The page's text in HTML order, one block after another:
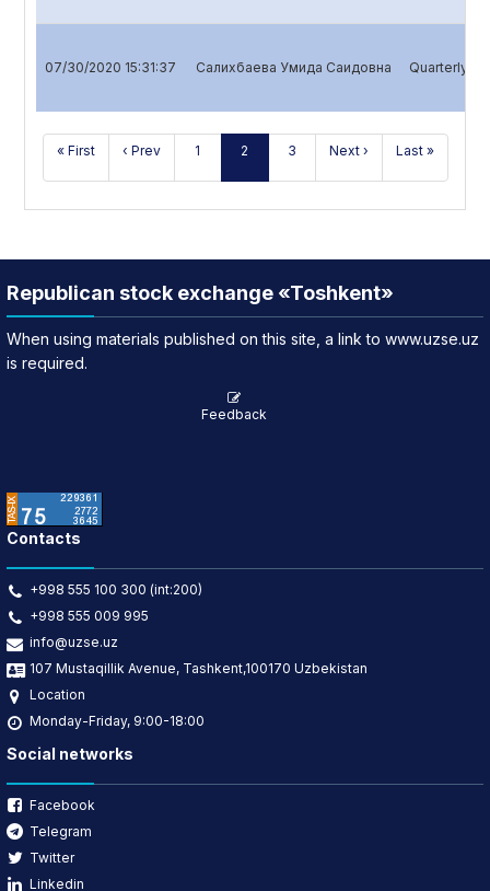
07/30/2020 15:31:37 Салихбаева Умида Саидовна Quarterly
« First ‹ Prev 1 2 3 Next › Last »
Republican stock exchange «Toshkent»
When using materials published on this site, a link to www.uzse.uz
is required.
Feedback
Contacts
+998 555 100 300 (int:200)
+998 555 009 995
info@uzse.uz
107 Mustaqillik Avenue, Tashkent,100170 Uzbekistan
Location
Monday-Friday, 9:00-18:00
Social networks
Facebook
Telegram
Twitter
Linkedin